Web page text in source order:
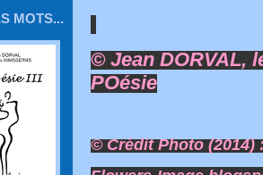
MOTS...
© Jean DORVAL,
POésie
© Crédit Photo (2014)